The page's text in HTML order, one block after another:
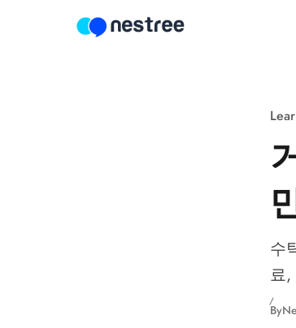
수
료,
By